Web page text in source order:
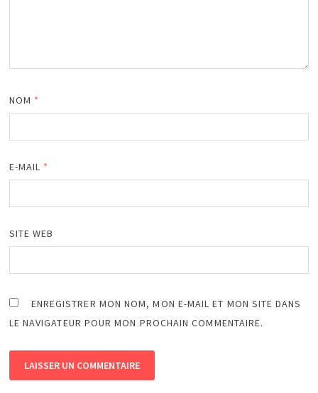
NOM *
E-MAIL *
SITE WEB
ENREGISTRER MON NOM, MON E-MAIL ET MON SITE DANS
LE NAVIGATEUR POUR MON PROCHAIN COMMENTAIRE.